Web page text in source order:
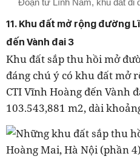
Đoạn từ Lĩnh Nam, khu đất đi
11. Khu đất mở rộng đường
đến Vành đai 3
Khu đất sắp thu hồi mở
đáng chú ý có khu đất mở
CTI Vĩnh Hoàng đến Vành
103.543,881 m2, dài